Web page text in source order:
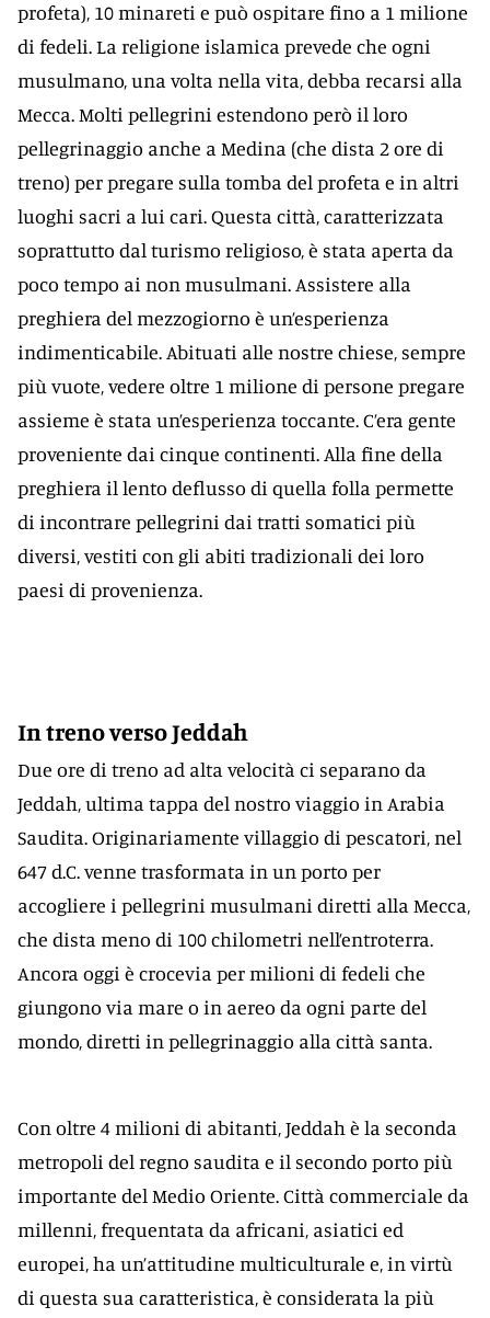
profeta), 10 minareti e può ospitare fino a 1 milione
di fedeli. La religione islamica prevede che ogni
musulmano, una volta nella vita, debba recarsi alla
Mecca. Molti pellegrini estendono però il loro
pellegrinaggio anche a Medina (che dista 2 ore di
treno) per pregare sulla tomba del profeta e in altri
luoghi sacri a lui cari. Questa città, caratterizzata
soprattutto dal turismo religioso, è stata aperta da
poco tempo ai non musulmani. Assistere alla
preghiera del mezzogiorno è un’esperienza
indimenticabile. Abituati alle nostre chiese, sempre
più vuote, vedere oltre 1 milione di persone pregare
assieme è stata un’esperienza toccante. C’era gente
proveniente dai cinque continenti. Alla fine della
preghiera il lento deflusso di quella folla permette
di incontrare pellegrini dai tratti somatici più
diversi, vestiti con gli abiti tradizionali dei loro
paesi di provenienza.
In treno verso Jeddah
Due ore di treno ad alta velocità ci separano da
Jeddah, ultima tappa del nostro viaggio in Arabia
Saudita. Originariamente villaggio di pescatori, nel
647 d.C. venne trasformata in un porto per
accogliere i pellegrini musulmani diretti alla Mecca,
che dista meno di 100 chilometri nell’entroterra.
Ancora oggi è crocevia per milioni di fedeli che
giungono via mare o in aereo da ogni parte del
mondo, diretti in pellegrinaggio alla città santa.
Con oltre 4 milioni di abitanti, Jeddah è la seconda
metropoli del regno saudita e il secondo porto più
importante del Medio Oriente. Città commerciale da
millenni, frequentata da africani, asiatici ed
europei, ha un’attitudine multiculturale e, in virtù
di questa sua caratteristica, è considerata la più